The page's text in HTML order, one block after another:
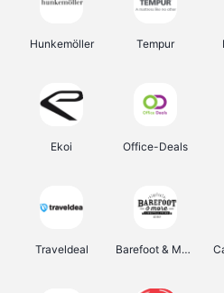
Hunkemöller Tempur
Ekoi Office-Deals
Traveldeal Barefoot & More